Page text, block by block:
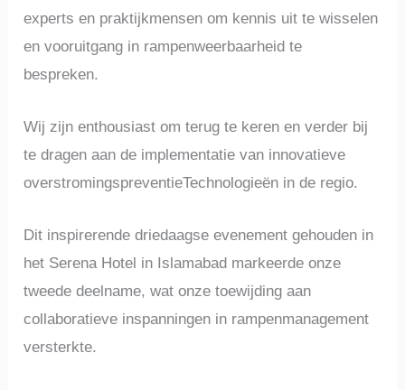
experts en praktijkmensen om kennis uit te wisselen
en vooruitgang in rampenweerbaarheid te
bespreken.
Wij zijn enthousiast om terug te keren en verder bij
te dragen aan de implementatie van innovatieve
overstromingspreventieTechnologieën in de regio.
Dit inspirerende driedaagse evenement gehouden in
het Serena Hotel in Islamabad markeerde onze
tweede deelname, wat onze toewijding aan
collaboratieve inspanningen in rampenmanagement
versterkte.